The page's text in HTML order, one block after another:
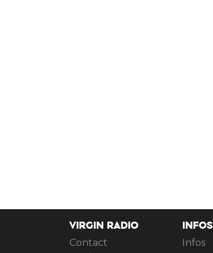
VIRGIN RADIO
Contact
INFOS
Infos